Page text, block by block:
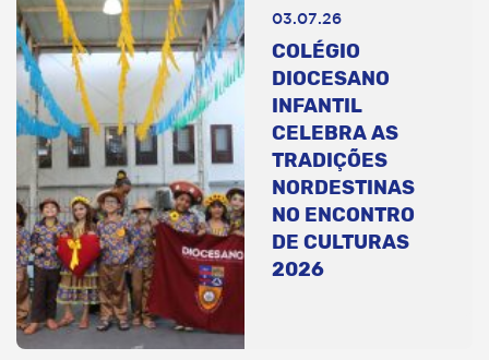
03.07.26
COLÉGIO
DIOCESANO
INFANTIL
CELEBRA AS
TRADIÇÕES
NORDESTINAS
NO ENCONTRO
DE CULTURAS
2026